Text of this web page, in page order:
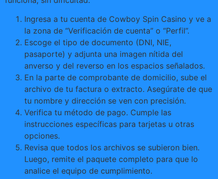
Ingresa a tu cuenta de Cowboy Spin Casino y ve a
la zona de “Verificación de cuenta” o “Perfil”.
Escoge el tipo de documento (DNI, NIE,
pasaporte) y adjunta una imagen nítida del
anverso y del reverso en los espacios señalados.
En la parte de comprobante de domicilio, sube el
archivo de tu factura o extracto. Asegúrate de que
tu nombre y dirección se ven con precisión.
Verifica tu método de pago. Cumple las
instrucciones específicas para tarjetas u otras
opciones.
Revisa que todos los archivos se subieron bien.
Luego, remite el paquete completo para que lo
analice el equipo de cumplimiento.